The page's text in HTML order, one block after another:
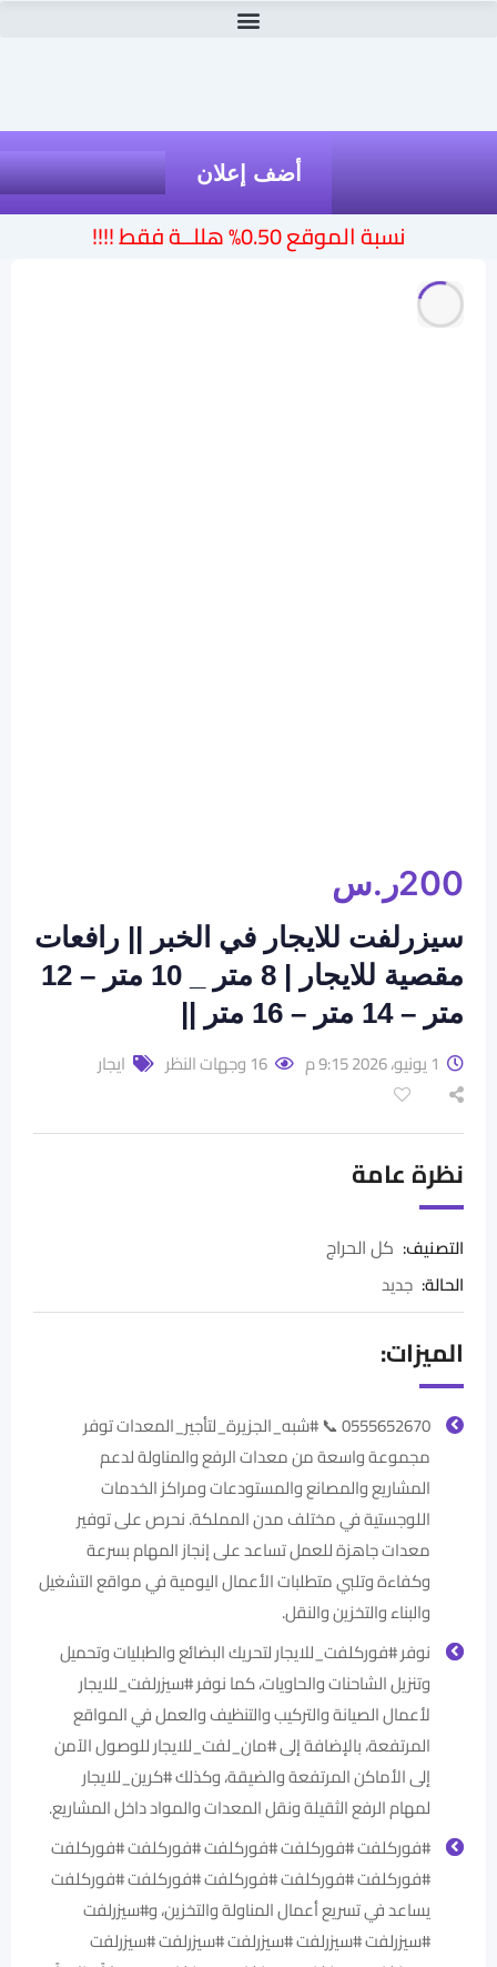
أضف إعلان
نسبة الموقع 0.50% هللــة فقط !!!!
200ر.س
سيزرلفت للايجار في الخبر || رافعات
مقصية للايجار | 8 متر _ 10 متر – 12
متر – 14 متر – 16 متر ||
1 يونيو، 2026 9:15 م 16 وجهات النظر ايجار
نظرة عامة
التصنيف: كل الحراج
الحالة: جديد
الميزات:
0555652670 📞 #شبه_الجزيرة_لتأجير_المعدات توفر
مجموعة واسعة من معدات الرفع والمناولة لدعم
المشاريع والمصانع والمستودعات ومراكز الخدمات
اللوجستية في مختلف مدن المملكة. نحرص على توفير
معدات جاهزة للعمل تساعد على إنجاز المهام بسرعة
وكفاءة وتلبي متطلبات الأعمال اليومية في مواقع التشغيل
والبناء والتخزين والنقل.
نوفر #فوركلفت_للايجار لتحريك البضائع والطبليات وتحميل
وتنزيل الشاحنات والحاويات، كما نوفر #سيزرلفت_للايجار
لأعمال الصيانة والتركيب والتنظيف والعمل في المواقع
المرتفعة، بالإضافة إلى #مان_لفت_للايجار للوصول الآمن
إلى الأماكن المرتفعة والضيقة، وكذلك #كرين_للايجار
لمهام الرفع الثقيلة ونقل المعدات والمواد داخل المشاريع.
#فوركلفت #فوركلفت #فوركلفت #فوركلفت #فوركلفت
#فوركلفت #فوركلفت #فوركلفت #فوركلفت #فوركلفت
يساعد في تسريع أعمال المناولة والتخزين، و#سيزرلفت
#سيزرلفت #سيزرلفت #سيزرلفت #سيزرلفت #سيزرلفت